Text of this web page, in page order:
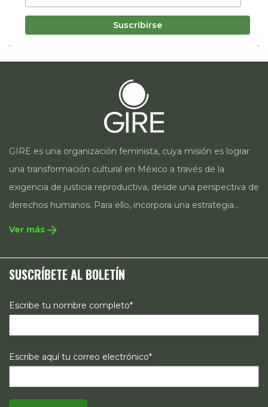
GIRE es una organización feminista, cuya misión es lograr
una transformación cultural en México a través de la
exigencia de justicia reproductiva, desde una perspectiva de
derechos humanos. Para ello, incorpora una estrategia
integral que contempla la incidencia en legislación y
estrategias de comunicación e investigación sobre el
estado de los derechos reproductivos en México.
Ver más arrow_forward
SUSCRÍBETE AL BOLETÍN
Escribe tu nombre completo*
Escribe aquí tu correo electrónico*